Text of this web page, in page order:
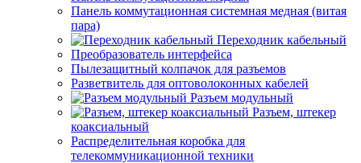
Панель коммутационная системная медная (витая
пара)
Переходник кабельный
Преобразователь интерфейса
Пылезащитный колпачок для разъемов
Разветвитель для оптоволоконных кабелей
Разъем модульный
Разъем, штекер
коаксиальный
Распределительная коробка для
телекоммуникационной техники